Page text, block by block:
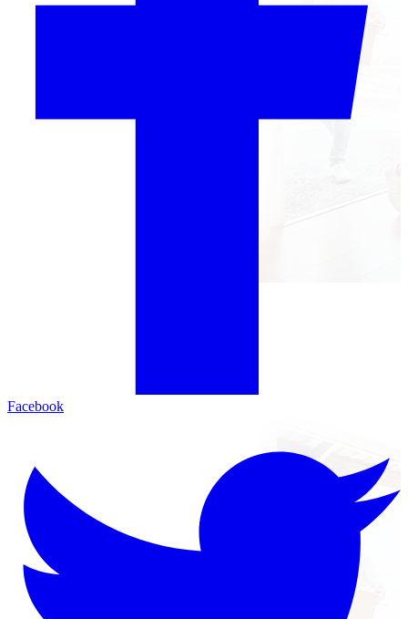
Facebook